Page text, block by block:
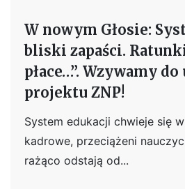
W nowym Głosie:
bliski zapaści.
płace…”. Wzywamy
projektu ZNP!
System edukacji chwieje się
kadrowe, przeciążeni
rażąco odstają od...